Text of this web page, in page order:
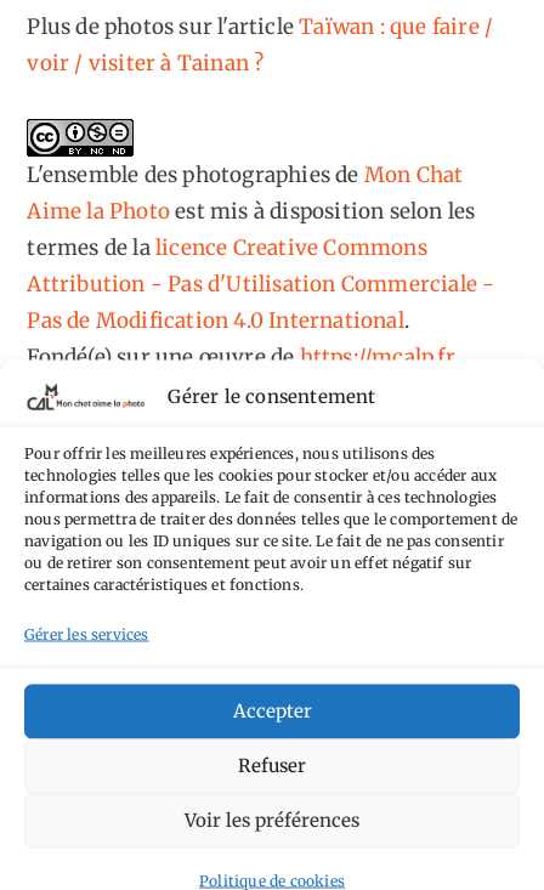
Gérer le consentement
Pour offrir les meilleures expériences, nous utilisons des
technologies telles que les cookies pour stocker et/ou accéder aux
informations des appareils. Le fait de consentir à ces technologies
nous permettra de traiter des données telles que le comportement de
navigation ou les ID uniques sur ce site. Le fait de ne pas consentir
ou de retirer son consentement peut avoir un effet négatif sur
certaines caractéristiques et fonctions.
Gérer les services
Accepter
Refuser
Voir les préférences
Politique de cookies
Plus de photos sur l'articleTaïwan : que faire /
voir / visiter à Tainan ?
L'ensemble des photographiesde Mon Chat
Aime la Photoest mis à disposition selon les
termes de lalicence Creative Commons
Attribution - Pas d'Utilisation Commerciale -
Pas de Modification 4.0 International.
Fondé(e) sur une œuvre de https://mcalp.fr.
Tags
AilleursAimez-vous bordel
Anti tourisme
Hébergement
La DéfenseNormandie
Olympus OM-D E-M5
Paris Pays-Bas